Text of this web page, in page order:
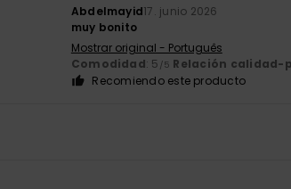
Abdelmayid17. junio 2026
muy bonito
Mostrar original - Português
Comodidad: 5 /5 Relación calidad-
Recomiendo este producto